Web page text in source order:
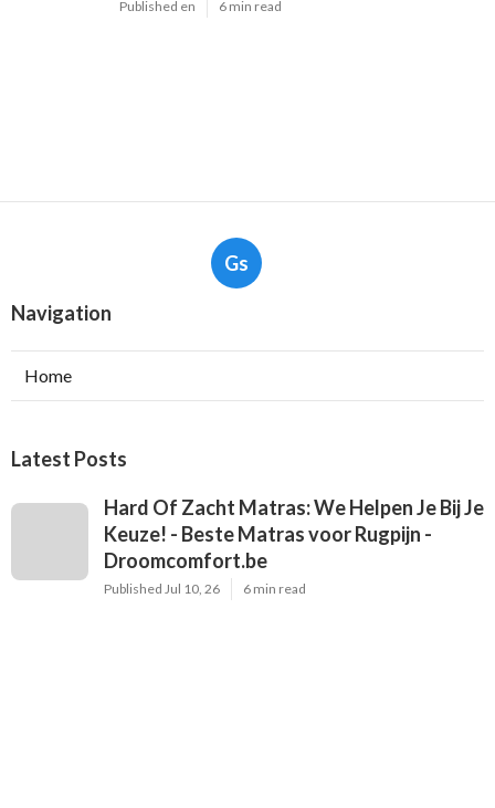
Published en 6 min read
Gs
Navigation
Home
Latest Posts
Hard Of Zacht Matras: We Helpen Je Bij Je
Keuze! - Beste Matras voor Rugpijn -
Droomcomfort.be
Published Jul 10, 26 6 min read